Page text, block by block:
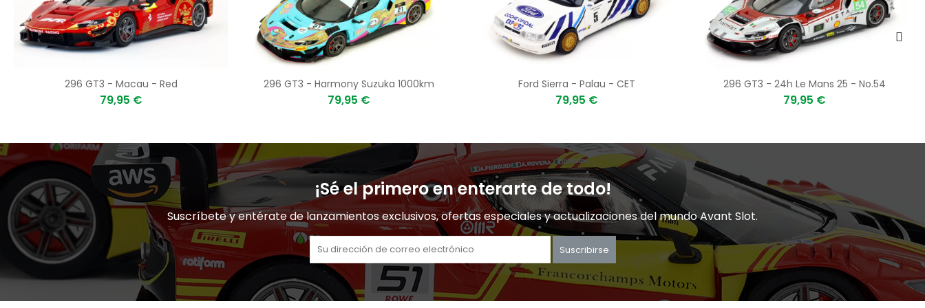
296 GT3 - Macau - Red
79,95 €
296 GT3 - Harmony Suzuka 1000km
79,95 €
Ford Sierra - Palau - CET
79,95 €
296 GT3 - 24h Le Mans 25 - No.54
79,95 €
¡Sé el primero en enterarte de todo!
Suscríbete y entérate de lanzamientos exclusivos, ofertas especiales y actualizaciones del mundo Avant Slot.
Suscribirse